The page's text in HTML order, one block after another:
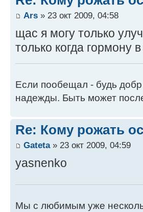
Ars » 23 окт 2009, 04:58
щас я могу только
только когда гормону
Если пообещал - будь добр
надежды. Быть может
Re: Кому рожать
Gateta» 23 окт 2009, 04:59
yasnenko
Мы с любимым уже